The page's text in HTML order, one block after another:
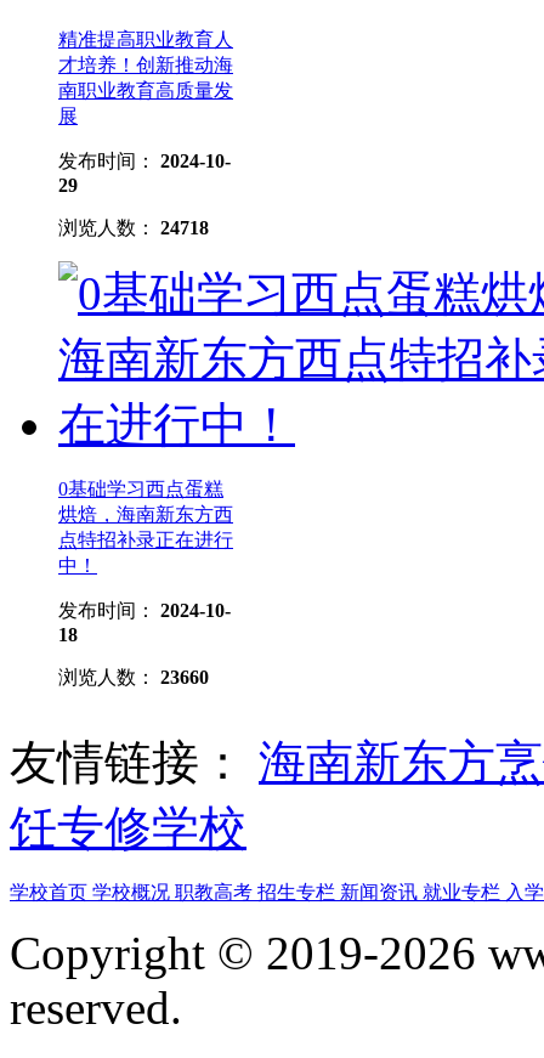
精准提高职业教育人
才培养！创新推动海
南职业教育高质量发
展
发布时间： 2024-10-
29
浏览人数： 24718
0基础学习西点蛋糕
烘焙，海南新东方西
点特招补录正在进行
中！
发布时间： 2024-10-
18
浏览人数： 23660
友情链接：
海南新东方
饪专修学校
学校首页 学校概况 职教高考 招生专栏 新闻资讯 就业专栏 入
Copyright © 2019-2026
reserved.